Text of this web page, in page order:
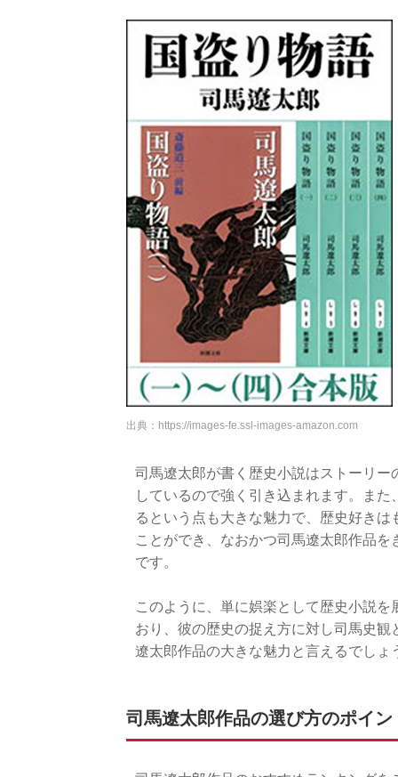
出典： https://images-fe.ssl-images-amazon.com
司馬遼太郎が書く歴史小説はストーリ
しているので強く引き込まれます。ま
るという点も大きな魅力で、歴史好き
ことができ、なおかつ司馬遼太郎作品
です。
このように、単に娯楽として歴史小説
おり、彼の歴史の捉え方に対し司馬史
遼太郎作品の大きな魅力と言えるでしょ
司馬遼太郎作品の選び方のポイン